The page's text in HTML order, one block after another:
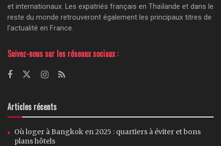
et internationaux. Les expatriés français en Thaïlande et dans le
reste du monde retrouveront également les principaux titres de
l'actualité en France.
Suivez-nous sur les réseaux sociaux :
Articles récents
Où loger à Bangkok en 2025 : quartiers à éviter et bons
plans hôtels